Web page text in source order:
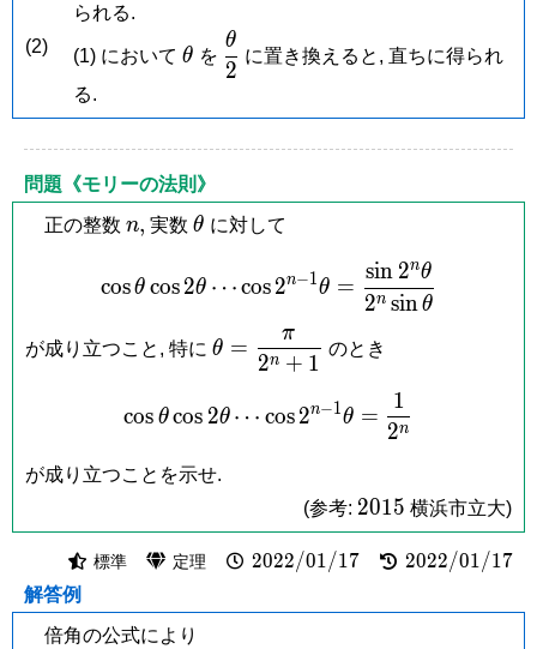
\beta
=
\theta
られる.
(2)
(1) において \theta
θ を \dfrac{\theta}
{2}
2
θ
に置き換えると, 直ちに得られ
る.
問題《モリーの法則》
正の整数 n,
n, 実数 \theta
θ に対して
\cos\theta\cos
cosθ cos2θ ⋯cos2n−1θ =
2n sinθ
sin 2nθ
が成り立つこと, 特に \theta =
\dfrac{\pi}
θ =
2n + 1
π
のとき
\cos\theta\cos
cos θ cos 2θ ⋯ cos 2n−1θ =
2n
1
が成り立つことを示せ.
(参考: 2015
2015 横浜市立大)
標準 定理 2022/01/17
2022/01/17 2022/01/17
2022/01/17
解答例
倍角の公式により